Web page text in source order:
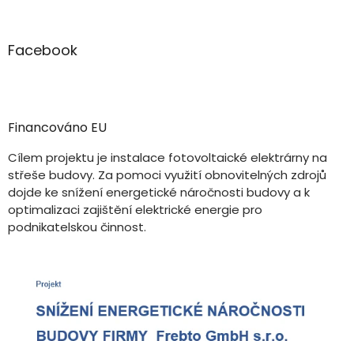
Facebook
Financováno EU
Cílem projektu je instalace fotovoltaické elektrárny na
střeše budovy. Za pomoci využití obnovitelných zdrojů
dojde ke snížení energetické náročnosti budovy a k
optimalizaci zajištění elektrické energie pro
podnikatelskou činnost.